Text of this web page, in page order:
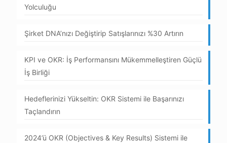
Yolculuğu
Şirket DNA’nızı Değiştirip Satışlarınızı %30 Artırın
KPI ve OKR: İş Performansını Mükemmelleştiren Güçlü
İş Birliği
Hedeflerinizi Yükseltin: OKR Sistemi ile Başarınızı
Taçlandırın
2024’ü OKR (Objectives & Key Results) Sistemi ile